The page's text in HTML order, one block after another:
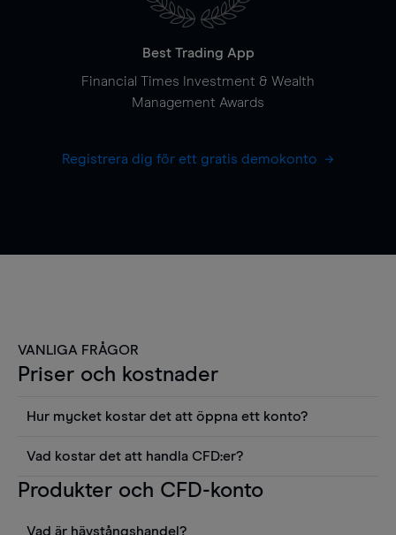
Best Trading App
Financial Times Investment & Wealth
Management Awards
Registrera dig för ett gratis demokonto
VANLIGA FRÅGOR
Priser och kostnader
Hur mycket kostar det att öppna ett konto?
använda sådana verktyg som diagram, Reuters
aktierapporter utan kostnad.
Vad kostar det att handla CFD:er?
Det är en rad kostnader att tänka på när man
innehavskostnader (för positioner som hålls öppna
Produkter och CFD-konto
Vad är hävstångshandel?